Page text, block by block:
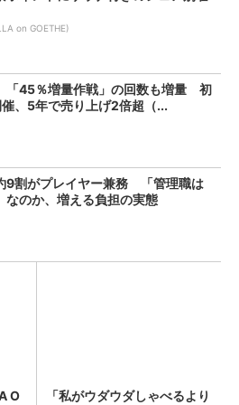
on GOETHE)
「45％増量作戦」の回数も増量 初
、5年で売り上げ2倍超（...
9割がプレイヤー兼務 「管理職は
なのか、増える負担の実態
O
「私がウダウダしゃべるより